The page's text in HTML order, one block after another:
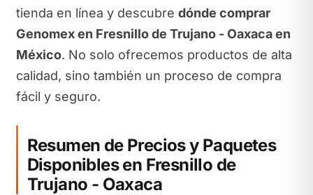
tienda en línea y descubre dónde comprar
Genomex en Fresnillo de Trujano - Oaxaca en
México. No solo ofrecemos productos de alta
calidad, sino también un proceso de compra
fácil y seguro.
Resumen de Precios y Paquetes
Disponibles en Fresnillo de
Trujano - Oaxaca